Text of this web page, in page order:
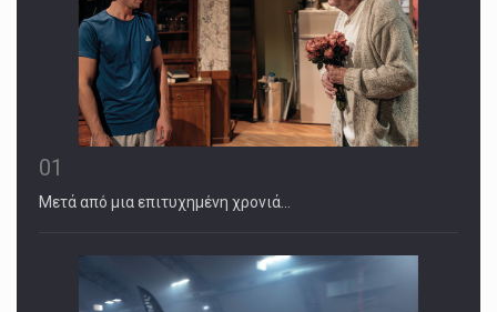
01
Μετά από μια επιτυχημένη χρονιά…